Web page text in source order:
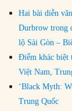
Hai bài diễn
Durbrow trong
lộ Sài Gòn –
Điểm khác biệt
Việt Nam,
‘Black Myth:
Trung Quốc